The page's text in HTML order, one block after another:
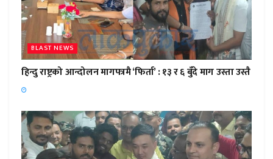
BLAST NEWS
हिन्दु राष्ट्रको आन्दोलन मागपत्रमै ‘फिर्ता’ : १३ र ६ बुँदे माग उस्ता उस्तै